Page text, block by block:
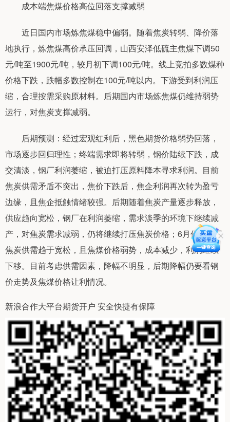
成本端焦煤价格高位回落支撑减弱
近日国内市场炼焦煤稳中偏弱。随着焦炭转弱、降价落
地执行，炼焦煤高价承压回调，山西安泽低硫主焦煤下调50
元/吨至1900元/吨，较月初下调100元/吨。线上竞拍多数煤种
价格下跌，跌幅多数控制在100元/吨以内。下游受到利润压
缩，合理按需采购原材料。后期国内市场炼焦煤仍维持弱势
运行，对焦炭支撑减弱。
后期预测：经过宏观红利后，黑色期货价格弱势回落，
市场逐步回归理性；终端需求即将转弱，钢价陆续下跌，成
交清淡，钢厂利润萎缩，被迫打压原料降本寻求利润。目前
焦炭供需矛盾不突出，焦价下跌后，焦企利润再次转为盈亏
边缘，且焦企抵触情绪较强。后期随着焦炭产量逐步释放，
供应趋向宽松，钢厂在利润萎缩，需求淡季的环境下继续减
产，对焦炭需求减弱，仍将继续打压焦炭价格；6月份下半月
焦炭供需趋于宽松，且焦煤价格弱势，成本减少，利润继续
下移。目前考虑供需因素，降幅不明显，后期降幅仍要看钢
价走势及焦煤价格让利情况。
新浪合作大平台期货开户 安全快捷有保障